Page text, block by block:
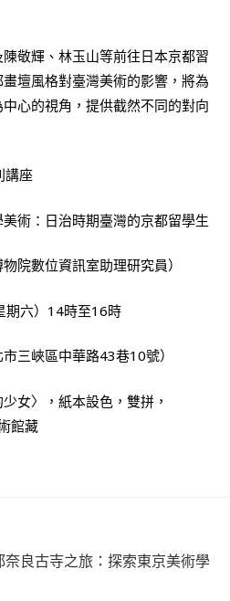
敬輝、林玉山等前往日本京都習
壇風格對臺灣美術的影響，將為
心的視角，提供截然不同的對向
講座
術：日治時期臺灣的京都留學生
院數位資訊室助理研究員）
期六）14時至16時
三峽區中華路43巷10號）
女〉，紙本設色，雙拼，
館藏
良古寺之旅：探索東京美術學